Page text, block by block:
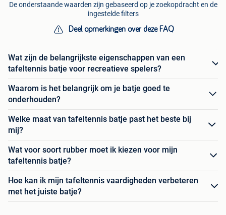
De onderstaande waarden zijn gebaseerd op je zoekopdracht en de
ingestelde filters
Deel opmerkingen over deze FAQ
Wat zijn de belangrijkste eigenschappen van een
tafeltennis batje voor recreatieve spelers?
Waarom is het belangrijk om je batje goed te
onderhouden?
Welke maat van tafeltennis batje past het beste bij
mij?
Wat voor soort rubber moet ik kiezen voor mijn
tafeltennis batje?
Hoe kan ik mijn tafeltennis vaardigheden verbeteren
met het juiste batje?